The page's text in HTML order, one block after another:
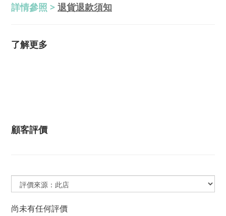
詳情參照 > 退貨退款須知
了解更多
顧客評價
尚未有任何評價